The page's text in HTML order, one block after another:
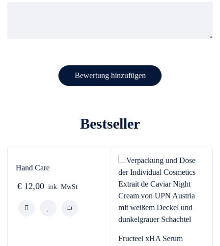
Bestseller
Hand Care
€ 12,00 ink. MwSt
Fructeel xHA Serum